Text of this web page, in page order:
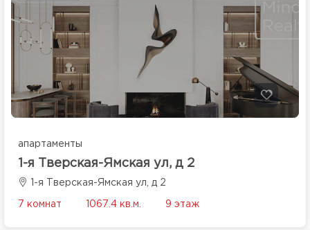
апартаменты
1-я Тверская-Ямская ул, д 2
1-я Тверская-Ямская ул, д 2
7 комнат 1067.4 кв.м. 9 этаж